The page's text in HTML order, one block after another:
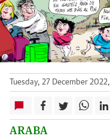
Tuesday, 27 December
ARABA